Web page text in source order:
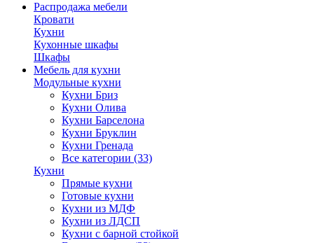
Распродажа мебели
Кровати
Кухни
Кухонные шкафы
Шкафы
Мебель для кухни
Модульные кухни
Кухни Бриз
Кухни Олива
Кухни Барселона
Кухни Бруклин
Кухни Гренада
Все категории (33)
Кухни
Прямые кухни
Готовые кухни
Кухни из МДФ
Кухни из ЛДСП
Кухни с барной стойкой